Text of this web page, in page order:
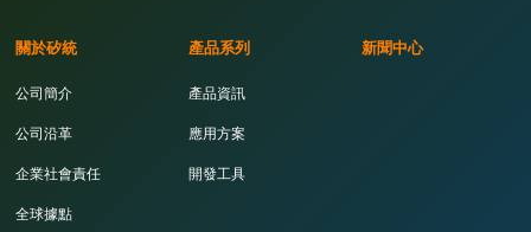
關於矽統
公司簡介
公司沿革
企業社會責任
全球據點
產品系列
產品資訊
應用方案
開發工具
新聞中心